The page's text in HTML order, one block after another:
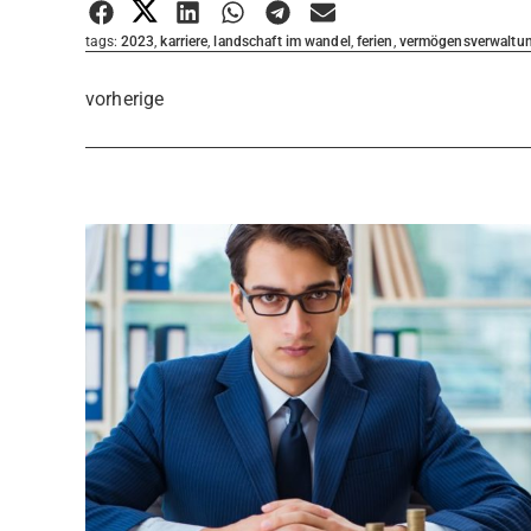
tags: 2023, karriere, landschaft im wandel , ferien,
vorherige